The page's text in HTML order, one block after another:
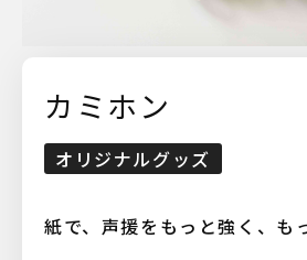
カミホン
オリジナルグッズ
紙で、声援をもっと強く、も